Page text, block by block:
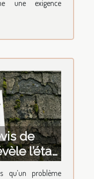
une exigence
de
l’état
bâtiproblème